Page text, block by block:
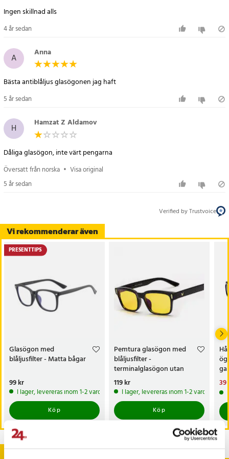
Artikelnummer:
Vi rekommenderar även
PRESENTTIPS
Glasögon med
blåljusfilter - Matta bågar
Pris:
99 kr
I lager, levereras inom 1-2 vardagar
Köp
Pemtura glasögon med
blåljusfilter -
terminalglasögon utan
styrka
Pris:119 kr
119 kr
I lager, levereras inom 1-2 vardagar
Köp
39
39
Ingen skillnad alls
4 år sedan
A Anna
Bästa antiblåljus glasögonen jag haft
5 år sedan
H Hamzat Z Aldamov
Dåliga glasögon, inte värt pengarna
Översatt från norska • Visa original
5 år sedan
Verified by Trustvoice